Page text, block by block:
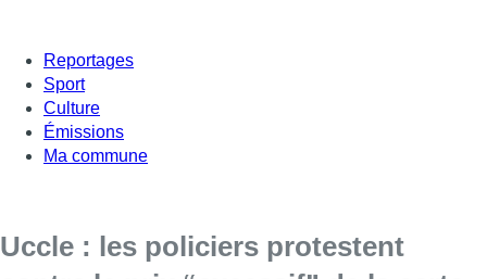
Reportages
Sport
Culture
Émissions
Ma commune
Uccle : les policiers protestent